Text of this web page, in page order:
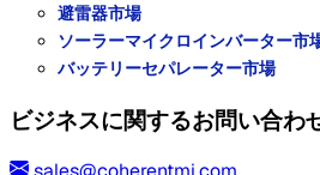
避雷器市場
ソーラーマイクロインバーター市
バッテリーセパレーター市場
ビジネスに関するお問い合わ